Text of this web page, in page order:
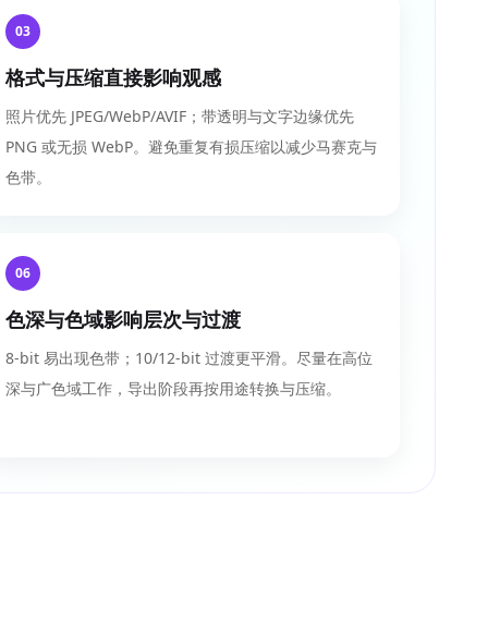
03
格式与压缩直接影响观感
照片优先 JPEG/WebP/AVIF；带透明与文字边缘优先
PNG 或无损 WebP。避免重复有损压缩以减少马赛克与
色带。
06
色深与色域影响层次与过渡
8-bit 易出现色带；10/12-bit 过渡更平滑。尽量在高位
深与广色域工作，导出阶段再按用途转换与压缩。